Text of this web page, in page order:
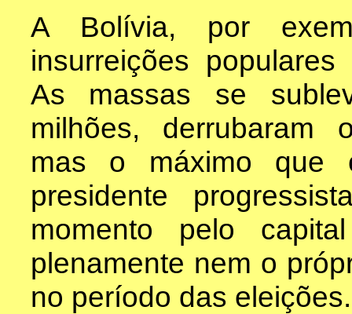
A Bolívia, por
insurreições
As massas se
milhões, derrubaram
mas o máximo que
presidente
momento pelo
plenamente nem o
no período das eleições.